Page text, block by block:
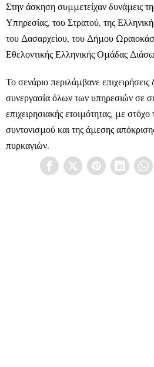
Στην άσκηση συμμετείχαν δυνάμεις
Υπηρεσίας, του Στρατού, της
του Δασαρχείου, του Δήμου
Εθελοντικής Ελληνικής Ομάδας
Το σενάριο περιλάμβανε
συνεργασία όλων των υπηρεσιών σε
επιχειρησιακής ετοιμότητας, με
συντονισμού και της άμεσης
πυρκαγιών.